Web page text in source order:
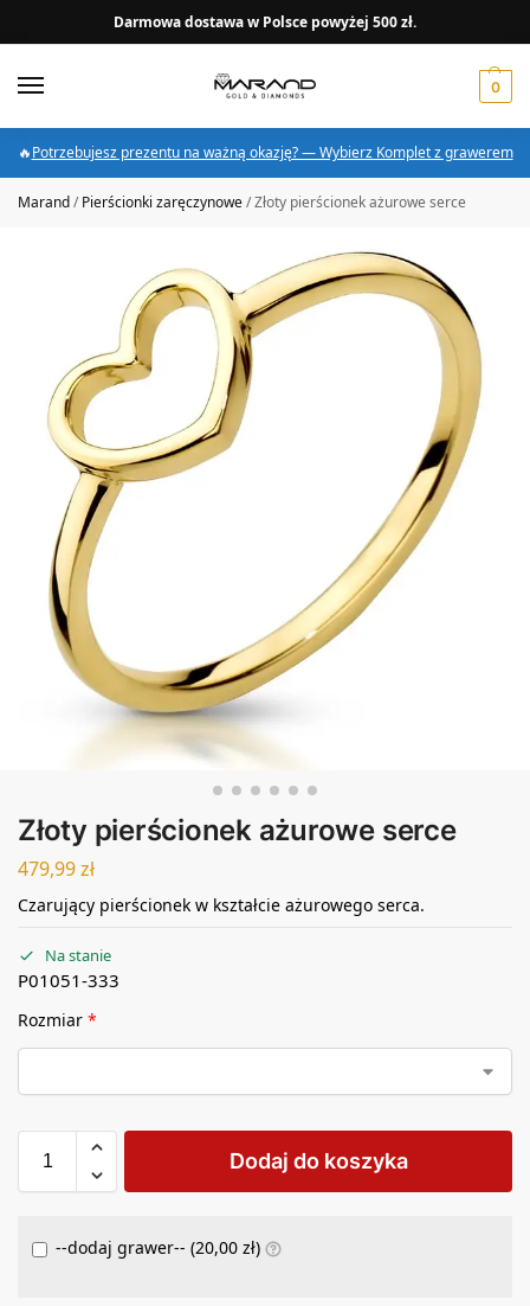
Darmowa dostawa w Polsce powyżej 500 zł.
0
🔥Potrzebujesz prezentu na ważną okazję? — Wybierz Komplet z grawerem
Marand/Pierścionki zaręczynowe/Złoty pierścionek ażurowe serce
Złoty pierścionek ażurowe serce
479,99zł
Czarujący pierścionek w kształcie ażurowego serca.
Na stanie
P01051-333
Rozmiar *
Dodaj do koszyka
--dodaj grawer-- (20,00 zł)